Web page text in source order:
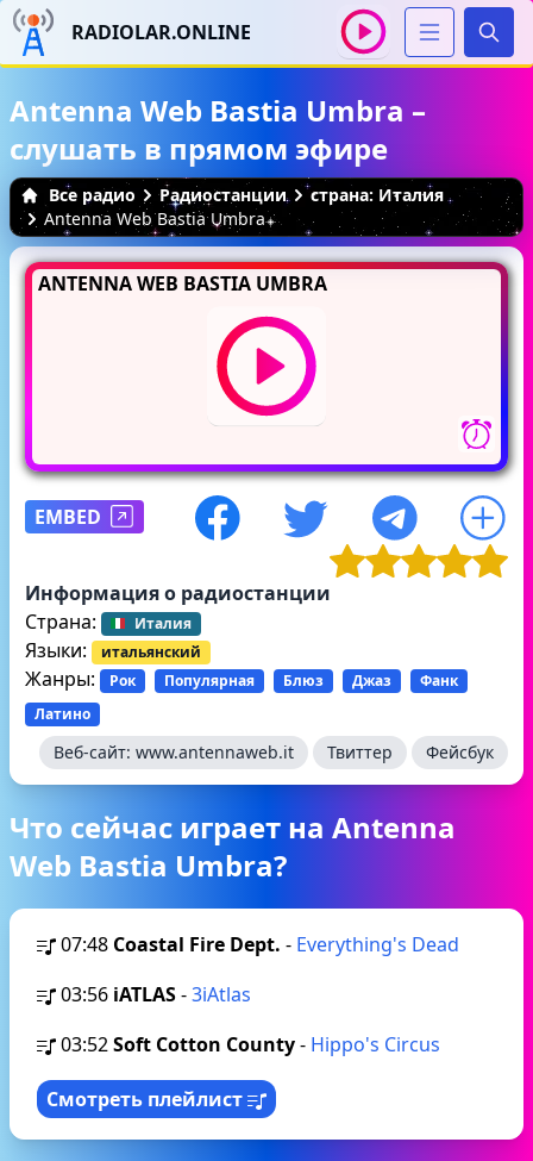
RADIOLAR.ONLINE
Antenna Web Bastia Umbra –
слушать в прямом эфире
Все радио Радиостанции
страна: Италия
Antenna Web Bastia Umbra
ANTENNA WEB BASTIA UMBRA
EMBED
Информация о радиостанции
Страна:
Италия
Языки: итальянский
Жанры: Рок Популярная Блюз Джаз
Фанк
Латино
Веб-сайт: www.antennaweb.it Твиттер Фейсбук
Что сейчас играет на Antenna
Web Bastia Umbra?
07:48 Coastal Fire Dept. - Everything's Dead
03:56 iATLAS-3iAtlas
03:52Soft Cotton County- Hippo's Circus
Смотреть плейлист